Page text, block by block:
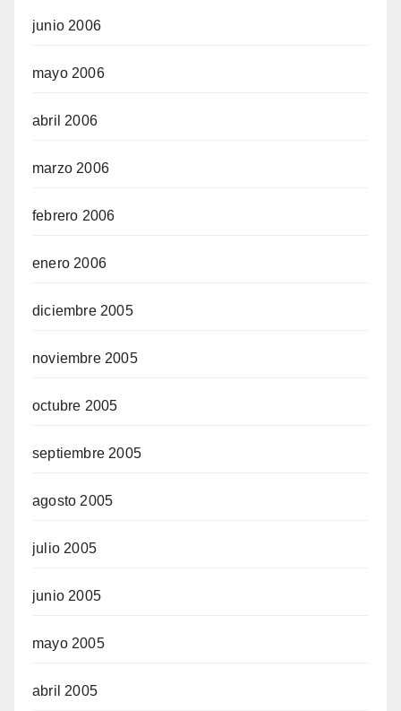
junio 2006
mayo 2006
abril 2006
marzo 2006
febrero 2006
enero 2006
diciembre 2005
noviembre 2005
octubre 2005
septiembre 2005
agosto 2005
julio 2005
junio 2005
mayo 2005
abril 2005